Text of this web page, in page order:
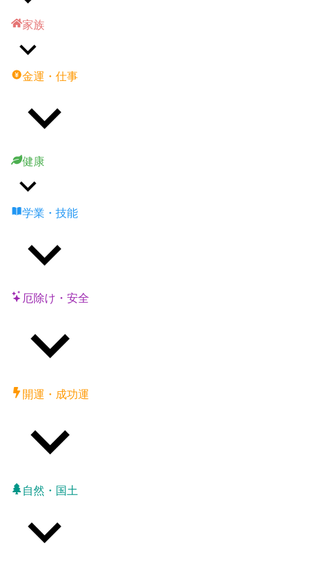
家族
金運・仕事
健康
学業・技能
厄除け・安全
開運・成功運
自然・国土